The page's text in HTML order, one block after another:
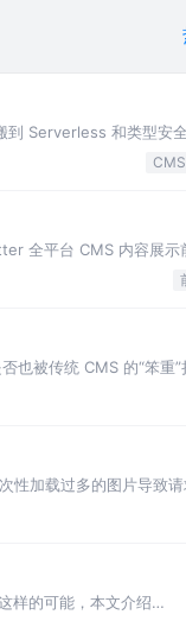
Serverless 和类型安全
CMS
全平台 CMS 内容展示
也被传统 CMS 的“笨重”
性加载过多的图片导致
名设置背景图片，作为
样的可能，本文介绍如